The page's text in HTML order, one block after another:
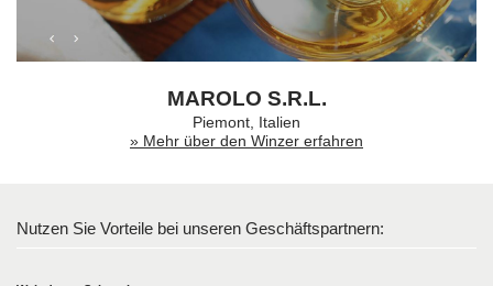
MAROLO S.R.L.
Piemont, Italien
» Mehr über den Winzer erfahren
Nutzen Sie Vorteile bei unseren Geschäftspartnern: